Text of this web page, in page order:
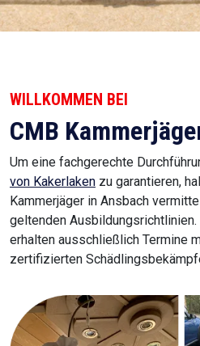
WILLKOMMEN BEI
CMB
Um eine fachgerechte
von Kakerlaken zu garantieren,
Kammerjäger in Ansbach
geltenden
erhalten ausschließlich Termine
zertifizierten